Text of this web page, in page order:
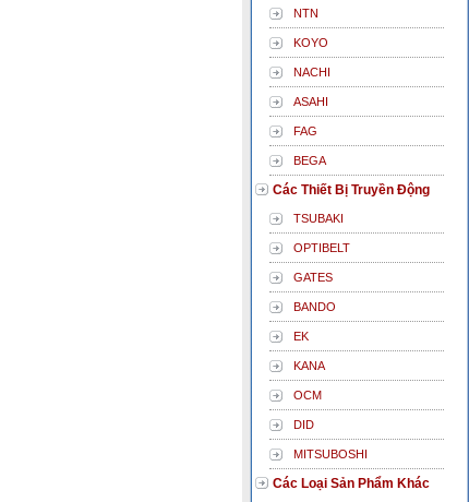
NTN
KOYO
NACHI
ASAHI
FAG
BEGA
Các Thiết Bị Truyền Động
TSUBAKI
OPTIBELT
GATES
BANDO
EK
KANA
OCM
DID
MITSUBOSHI
Các Loại Sản Phẩm Khác